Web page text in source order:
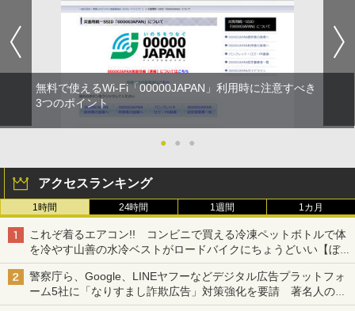
無料で使えるWi-Fi「00000JAPAN」利用時に注意すべき
3つのポイント
● ● ●
アクセスランキング
1時間 24時間 1週間 1カ月
これぞ着るエアコン!! コンビニで買える冷凍ペットボトルで体
を冷やす山善の水冷ベストがロードバイクにちょうどいい【ぼっ
ち・ざ・ろーど！その14】【空いた時間でなにしてる？】
警察庁ら、Google、LINEヤフーなどデジタル広告プラットフォ
ーム5社に「なりすまし詐欺広告」対策強化を要請 著名人の写
真や映像を使った投資詐欺などへの対策として